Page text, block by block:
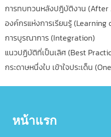
การทบทวนหลังปฎิบัติงาน (After
องค์กรแห่งการเรียนรู้ (Learning
การบูรณาการ (Integration)
แนวปฏิบัติที่เป็นเลิศ (Best
กระดาษหนึ่งใบ เข้าใจประเด็น
หน้าแรก